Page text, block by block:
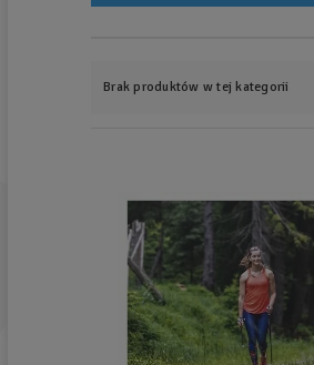
Brak produktów w tej kategorii